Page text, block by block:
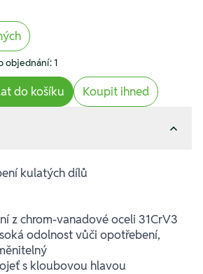
objednání: 1
do košíku Koupit ihned
kulatých dílů
z chrom-vanadové oceli 31CrV3
odolnost vůči opotřebení,
s kloubovou hlavou